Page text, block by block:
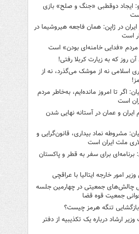
ایجاد دوقطبی «جنگ و صلح‌» بازی
در ژاپن: همان فاجعه هیروشیما در
است
مردم «فدایی خامنه‌ای بودن» است
آن روز که به زیارت کربلا رفتی!
اسلامی نه از موشک می‌گذرد، نه از
اگر تا امروز مانده‌ایم، به‌خاطر مردم
است
ایران و عمان در آستانه نهایی شدن
مشروطه نماد بیداری، قانون‌گرایی و
ملت ایران است
برنامه‌ای برای سفر به قطر و پاکستان
وزیر امور خارجه ایتالیا با عراقچی
چالش‌های جمعیتی در چهارمین جلسه
جوانی جمعیت قوه قضا
تنگه هرمز چیست؟
وزیر ارشاد درباره یک تکذیبیه از دفتر